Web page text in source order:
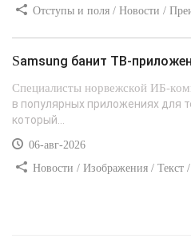
Отступы и поля / Новости /
Samsung банит ТВ-
Специалисты норвежской ИБ-
в популярных приложениях для
который...
06-авг-2026
Новости / Изображения / Текст